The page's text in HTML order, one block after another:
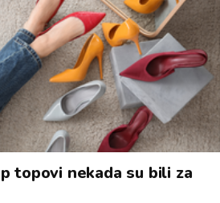
topovi nekada su bili za